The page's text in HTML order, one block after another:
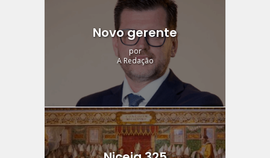
Novo gerente
por
A Redação